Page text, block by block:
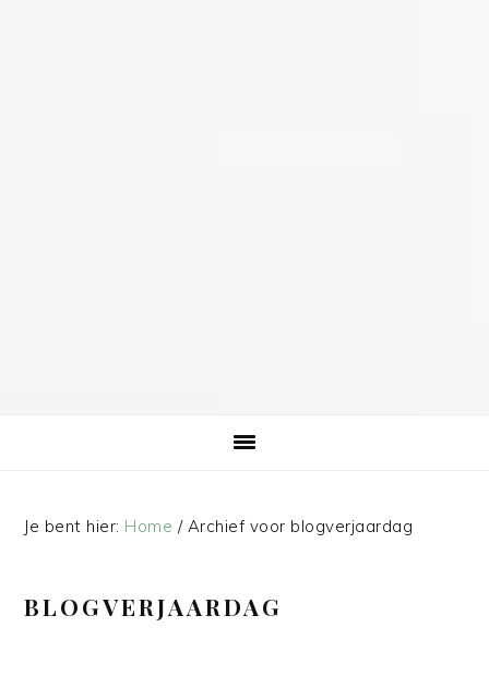
Je bent hier: Home /Archief voor blogverjaardag
BLOGVERJAARDAG